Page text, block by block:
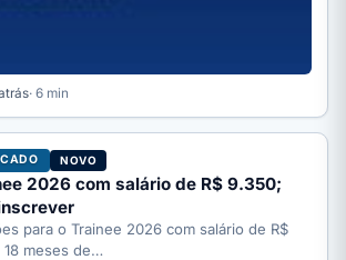
· 6 min
NOVO
2026 com salário de R$ 9.350;
para o Trainee 2026 com salário de R$
meses de…